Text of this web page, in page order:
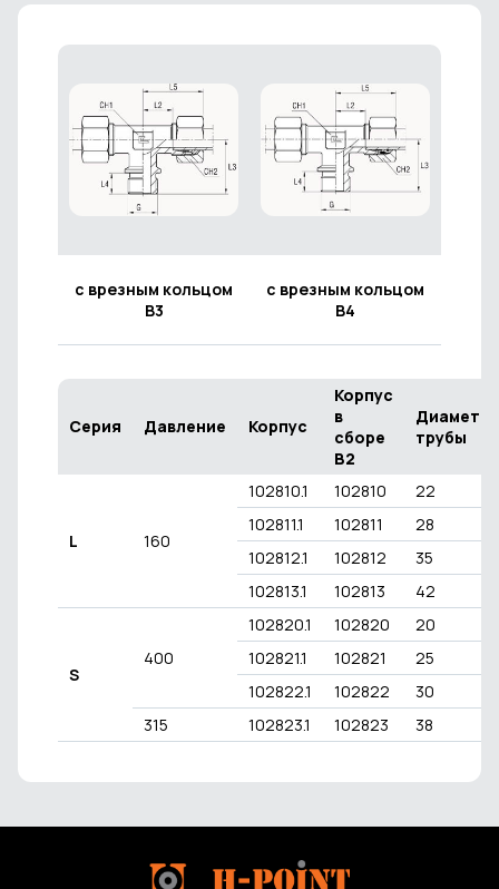
с врезным кольцом
В3
с врезным кольцом
В4
Серия Давление Корпус
Корпус
в
сборе
В2
Диаметр
трубы
L 160
102810.1 102810
22
102811.1
102811
28
102812.1
102812
35
102813.1
102813 42
S
400
102820.1 102820
20
102821.1
102821
25
102822.1
102822
30
315
102823.1 102823 38